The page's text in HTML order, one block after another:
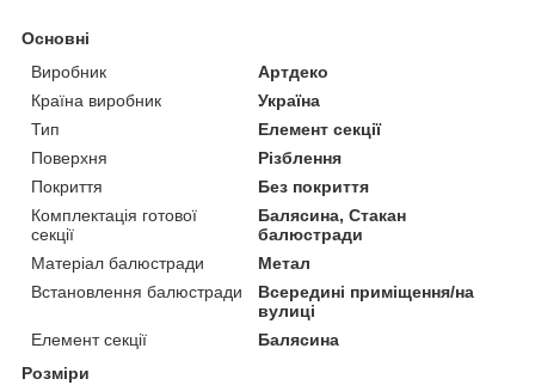
Основні
Виробник
Артдеко
Країна виробник
Україна
Тип
Елемент секції
Поверхня
Різблення
Покриття
Без покриття
Комплектація готової
секції
Балясина, Стакан
балюстради
Матеріал балюстради
Метал
Встановлення балюстради
Всередині приміщення/на
вулиці
Елемент секції
Балясина
Розміри